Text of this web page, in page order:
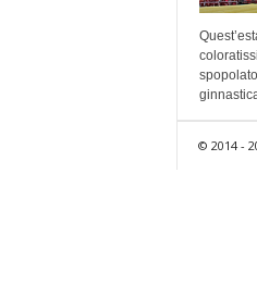
© 2014 -